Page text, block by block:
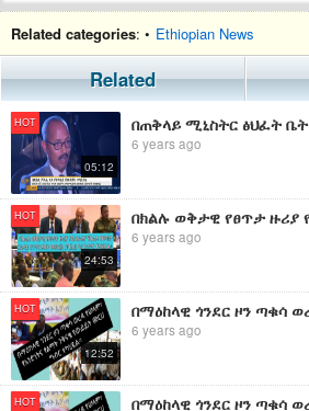
Related categories: • Ethiopian News
Related
HOT
05:12
6 years ago
HOT
24:53
6 years ago
HOT
12:52
6 years ago
HOT